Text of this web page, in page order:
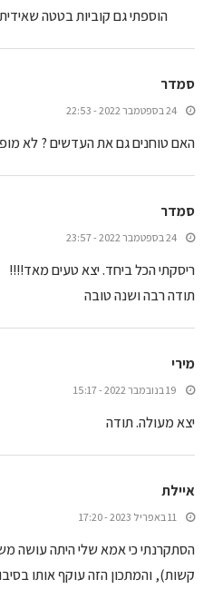
הוספתי גם קוביות בטטה
סמדר
24 בספטמבר 2022 - 22:53
האם טוחנים גם את העדשים ? לא
סמדר
24 בספטמבר 2022 - 23:57
ריסקתי הכל ביחד. יצא טעים מאד!!!!
תודה רבה ושנה טובה
מירי
19 בנובמבר 2022 - 15:17
יצא מעולה. תודה
איילת
11 באפריל 2023 - 17:20
הסתקרנתי כי אמא שלי היתה עושה
קשות), והמתכון הזה עוקף אותו